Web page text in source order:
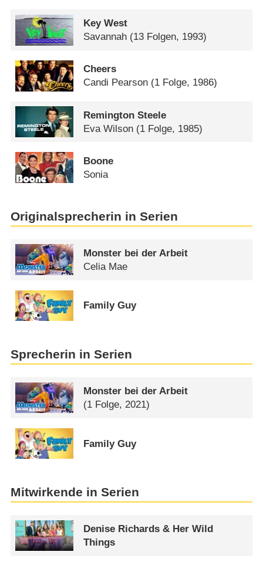
Key West
Savannah (13 Folgen, 1993)
Cheers
Candi Pearson (1 Folge, 1986)
Remington Steele
Eva Wilson (1 Folge, 1985)
Boone
Sonia
Originalsprecherin in Serien
Monster bei der Arbeit
Celia Mae
Family Guy
Sprecherin in Serien
Monster bei der Arbeit
(1 Folge, 2021)
Family Guy
Mitwirkende in Serien
Denise Richards & Her Wild
Things